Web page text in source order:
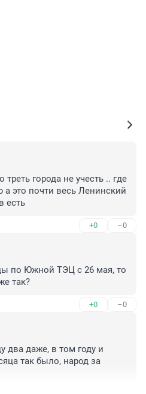
города не учесть .. где
это почти весь Ленинский
есть
+0 –0
по Южной ТЭЦ с 26 мая, то
так?
+0 –0
два даже, в том году и
так было, народ за